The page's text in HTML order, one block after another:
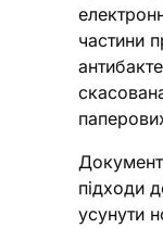
частини
Документ
підходи
усунути